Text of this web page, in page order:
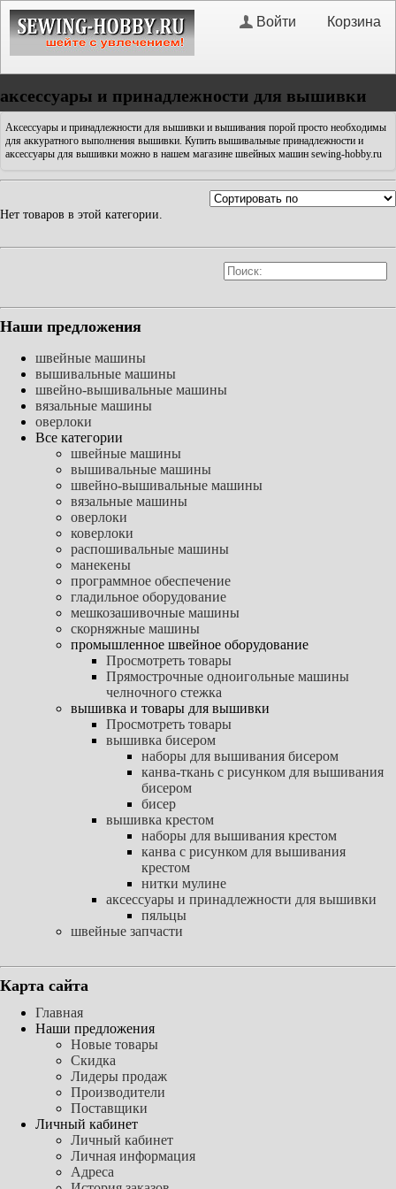
Корзина
Войти
аксессуары и принадлежности для вышивки
Аксессуары и принадлежности для вышивки и вышивания порой просто необходимы
для аккуратного выполнения вышивки. Купить вышивальные принадлежности и
аксессуары для вышивки можно в нашем магазине швейных машин sewing-hobby.ru
Нет товаров в этой категории.
Наши предложения
швейные машины
вышивальные машины
швейно-вышивальные машины
вязальные машины
оверлоки
Все категории
швейные машины
вышивальные машины
швейно-вышивальные машины
вязальные машины
оверлоки
коверлоки
распошивальные машины
манекены
программное обеспечение
гладильное оборудование
мешкозашивочные машины
скорняжные машины
промышленное швейное оборудование
Просмотреть товары
Прямострочные одноигольные машины
челночного стежка
вышивка и товары для вышивки
Просмотреть товары
вышивка бисером
наборы для вышивания бисером
канва-ткань с рисунком для вышивания
бисером
бисер
вышивка крестом
наборы для вышивания крестом
канва с рисунком для вышивания
крестом
нитки мулине
аксессуары и принадлежности для вышивки
пяльцы
швейные запчасти
Карта сайта
Главная
Наши предложения
Новые товары
Скидка
Лидеры продаж
Производители
Поставщики
Личный кабинет
Личный кабинет
Личная информация
Адреса